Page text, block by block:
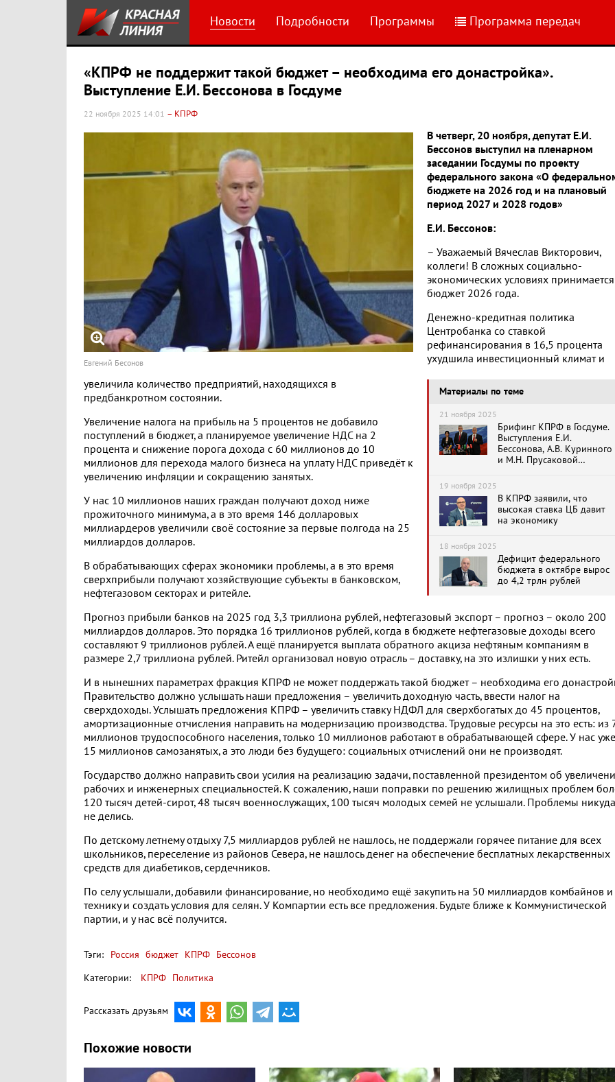
Новости Подробности Программы Программа передач
«КПРФ не поддержит такой бюджет – необходима его донастройка».
Выступление Е.И. Бессонова в Госдуме
22 ноября 2025 14:01 – КПРФ
Евгений Бесонов
В четверг, 20 ноября, депутат Е.И.
Бессонов выступил на пленарном
заседании Госдумы по проекту
федерального закона «О
бюджете на 2026 год и на плановый
период 2027 и 2028 годов»
Материалы по теме
21 ноября 2025
Брифинг КПРФ в Госдуме.
Выступления Е.И.
Бессонова, А.В. Куринного
и М.Н. Прусаковой
19 ноября 2025
В КПРФ заявили, что
высокая ставка ЦБ давит
на экономику
18 ноября 2025
Дефицит федерального
бюджета в октябре вырос
до 4,2 трлн рублей
Е.И. Бессонов:
– Уважаемый Вячеслав Викторович,
коллеги! В сложных социально-
экономических условиях принимается
бюджет 2026 года.
Денежно-кредитная политика
Центробанка со ставкой
рефинансирования в 16,5 процента
ухудшила инвестиционный климат и
увеличила количество предприятий, находящихся в
предбанкротном состоянии.
Увеличение налога на прибыль на 5 процентов не добавило
поступлений в бюджет, а планируемое увеличение НДС на 2
процента и снижение порога дохода с 60 миллионов до 10
миллионов для перехода малого бизнеса на уплату НДС приведёт к
увеличению инфляции и сокращению занятых.
У нас 10 миллионов наших граждан получают доход ниже
прожиточного минимума, а в это время 146 долларовых
миллиардеров увеличили своё состояние за первые полгода на 25
миллиардов долларов.
В обрабатывающих сферах экономики проблемы, а в это время
сверхприбыли получают хозяйствующие субъекты в банковском,
нефтегазовом секторах и ритейле.
Прогноз прибыли банков на 2025 год 3,3 триллиона рублей, нефтегазовый экспорт – прогноз – около 200
миллиардов долларов. Это порядка 16 триллионов рублей, когда в бюджете нефтегазовые доходы всего
составляют 9 триллионов рублей. А ещё планируется выплата обратного акциза нефтяным компаниям в
размере 2,7 триллиона рублей. Ритейл организовал новую отрасль – доставку, на это излишки у них есть.
И в нынешних параметрах фракция КПРФ не может поддержать такой бюджет – необходима его
Правительство должно услышать наши предложения – увеличить доходную часть, ввести налог на
сверхдоходы. Услышать предложения КПРФ – увеличить ставку НДФЛ для сверхбогатых до 45 процентов,
амортизационные отчисления направить на модернизацию производства. Трудовые ресурсы на это есть: из
миллионов трудоспособного населения, только 10 миллионов работают в обрабатывающей сфере. У нас уже
15 миллионов самозанятых, а это люди без будущего: социальных отчислений они не производят.
Государство должно направить свои усилия на реализацию задачи, поставленной президентом об
рабочих и инженерных специальностей. К сожалению, наши поправки по решению жилищных проблем
120 тысяч детей-сирот, 48 тысяч военнослужащих, 100 тысяч молодых семей не услышали. Проблемы никуда
не делись.
По детскому летнему отдыху 7,5 миллиардов рублей не нашлось, не поддержали горячее питание для всех
школьников, переселение из районов Севера, не нашлось денег на обеспечение бесплатных лекарственных
средств для диабетиков, сердечников.
По селу услышали, добавили финансирование, но необходимо ещё закупить на 50 миллиардов комбайнов и
технику и создать условия для селян. У Компартии есть все предложения. Будьте ближе к Коммунистической
партии, и у нас всё получится.
Тэги: Россия бюджет КПРФ Бессонов
Категории:
КПРФ Политика
Рассказать друзьям
Похожие новости